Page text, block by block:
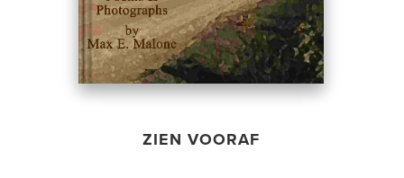
ZIEN VOORAF